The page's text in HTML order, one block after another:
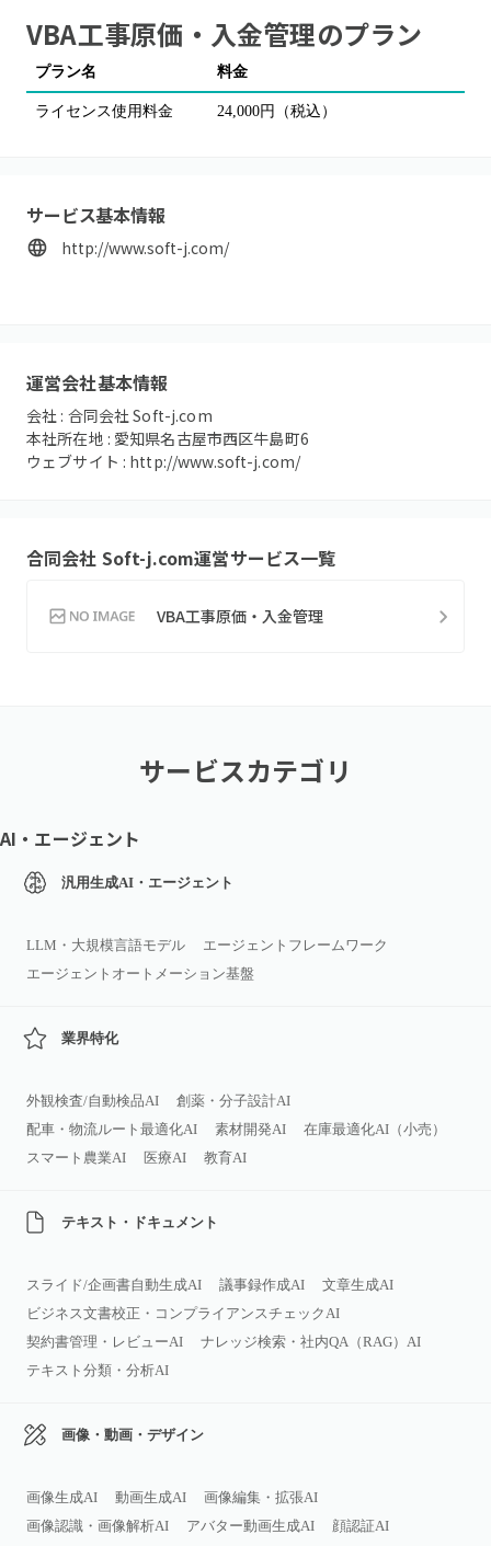
VBA工事原価・入金管理のプラン
プラン名 料金
ライセンス使用料金 24,000円（税込）
サービス基本情報
http://www.soft-j.com/
運営会社基本情報
会社 : 合同会社 Soft-j.com
本社所在地 : 愛知県名古屋市西区牛島町6
ウェブサイト : http://www.soft-j.com/
合同会社 Soft-j.com運営サービス一覧
VBA工事原価・入金管理
サービスカテゴリ
AI・エージェント
汎用生成AI・エージェント
LLM・大規模言語モデル
エージェントフレームワーク
エージェントオートメーション基盤
業界特化
外観検査/自動検品AI
創薬・分子設計AI
配車・物流ルート最適化AI
素材開発AI
在庫最適化AI（小売）
スマート農業AI
医療AI 教育AI
テキスト・ドキュメント
スライド/企画書自動生成AI 議事録作成AI
文章生成AI
ビジネス文書校正・コンプライアンスチェックAI
契約書管理・レビューAI
ナレッジ検索・社内QA（RAG）AI
テキスト分類・分析AI
画像・動画・デザイン
画像生成AI 動画生成AI
画像編集・拡張AI
画像認識・画像解析AI
アバター動画生成AI 顔認証AI